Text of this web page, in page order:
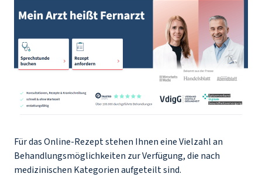
Für das Online-Rezept stehen Ihnen eine Vielzahl an
Behandlungsmöglichkeiten zur Verfügung, die nach
medizinischen Kategorien aufgeteilt sind.